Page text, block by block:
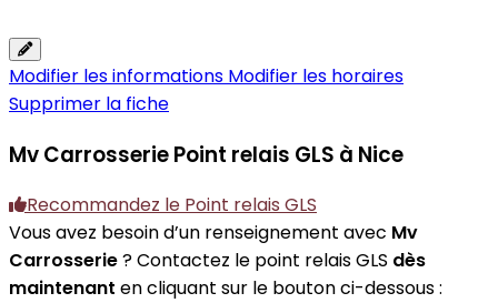
Modifier les informations Modifier les horaires
Supprimer la fiche
Mv CarrosseriePoint relais GLS à Nice
Recommandez le Point relais GLS
Vous avez besoin d’un renseignement avec Mv
Carrosserie? Contactez le point relais GLS dès
maintenant en cliquant sur le bouton ci-dessous :